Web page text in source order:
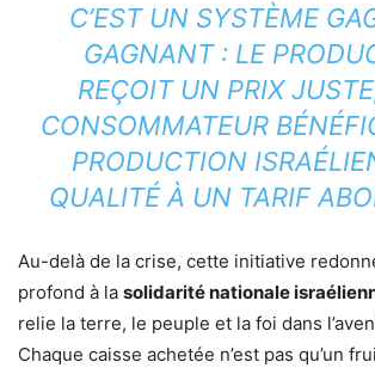
C’EST UN SYSTÈME
GAGNANT : LE
REÇOIT UN PRIX
CONSOMMATEUR
PRODUCTION
QUALITÉ À UN TARIF
Au-delà de la crise, cette initiative
profond à la solidarité nationale
relie la terre, le peuple et la foi dans
Chaque caisse achetée n’est pas qu’un